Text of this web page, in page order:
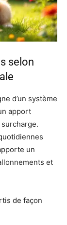
selon
d’un système
apport
un
et
de façon